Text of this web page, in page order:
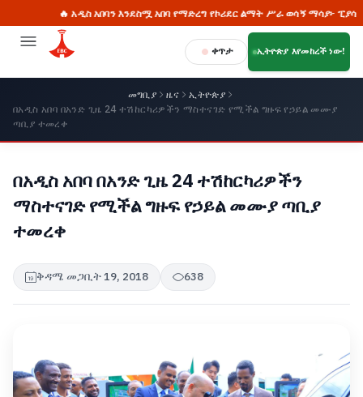
🔥 አዲስ አበባን እንደስሟ አበባ የማድረግ የኮሪደር ልማት ሥራ ወሳኝ ማሳያ፦ ፒያሳ
ቀጥታ ኢትዮጵያ እየመከረች ነው!
መግቢያ ዜና
ኢትዮጵያ
በአዲስ አበባ በአንድ ጊዜ 24 ተሽከርካሪዎችን ማስተናገድ የሚችል ግዙፍ የኃይል መሙያ
ጣቢያ ተመረቀ
በአዲስ አበባ በአንድ ጊዜ 24 ተሽከርካሪዎችን
ማስተናገድ የሚችል ግዙፍ የኃይል መሙያ ጣቢያ
ተመረቀ
ቅዳሜ መጋቢት 19, 2018 638